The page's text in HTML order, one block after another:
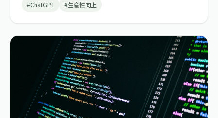
#ChatGPT #生産性向上